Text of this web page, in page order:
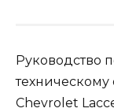
Руководство
Chevrolet